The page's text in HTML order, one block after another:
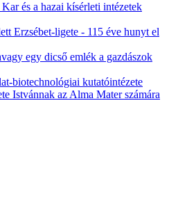
és a hazai kísérleti intézetek
Erzsébet-ligete - 115 éve hunyt el
egy dicső emlék a gazdászok
biotechnológiai kutatóintézete
Istvánnak az Alma Mater számára